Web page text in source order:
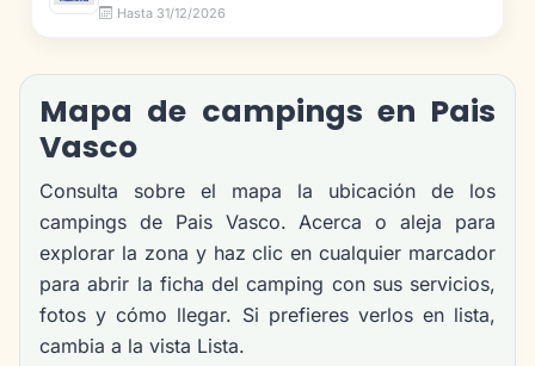
Hasta 31/12/2026
Mapa de campings en Pais
Vasco
Consulta sobre el mapa la ubicación de los
campings de Pais Vasco. Acerca o aleja para
explorar la zona y haz clic en cualquier marcador
para abrir la ficha del camping con sus servicios,
fotos y cómo llegar. Si prefieres verlos en lista,
cambia a la vista Lista.